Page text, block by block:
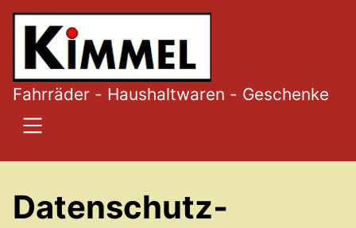
SKIP TO MAIN CONTENT
Fahrräder - Haushaltwaren - Geschenke
Datenschutz­